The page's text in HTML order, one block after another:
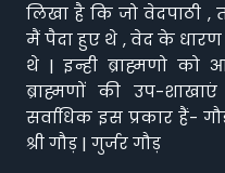
लिखा है कि जो वेदपाठी ,
मैं पैदा हुए थे , वेद के धारण
थे | इन्ही ब्राह्मणो को
ब्राह्मणों की उप-
सर्वाधिक इस प्रकार हैं-
श्री गौड़ | गुर्जर गौड़